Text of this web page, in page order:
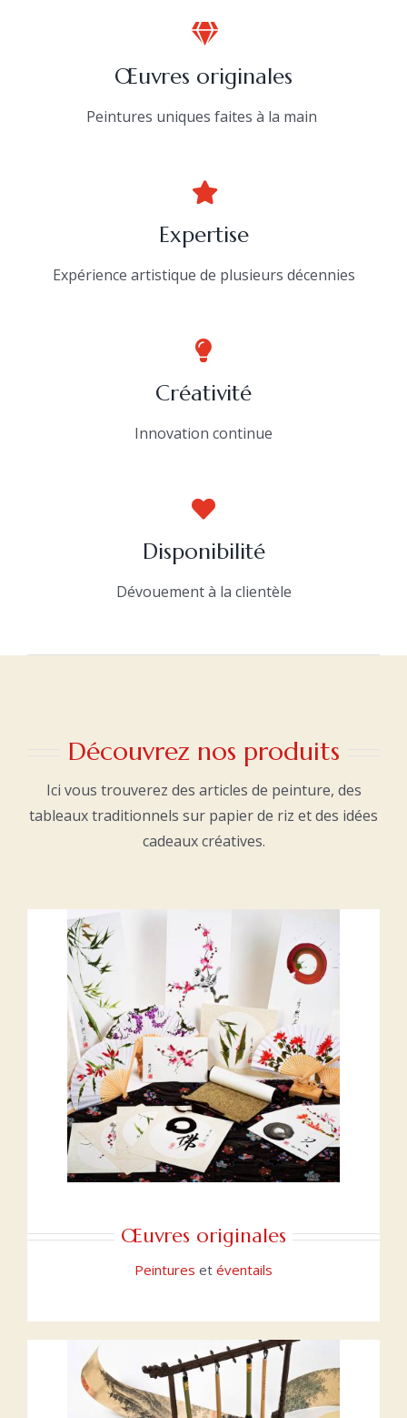
Œuvres originales
Peintures uniques faites à la main
Expertise
Expérience artistique de plusieurs décennies
Créativité
Innovation continue
Disponibilité
Dévouement à la clientèle
Découvrez nos produits
Ici vous trouverez des articles de peinture, des
tableaux traditionnels sur papier de riz et des idées
cadeaux créatives.
Œuvres originales
Peintures et éventails